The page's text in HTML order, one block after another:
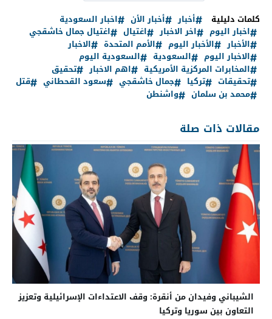
كلمات دليلية
أخبار أخبار الأن
اخبار السعودية
اخبار اليوم
اخر الاخبار اغتيال
اغتيال جمال خاشقجي
الأخبار
الأخبار اليوم الأمم المتحدة
الاخبار
الاخبار اليوم
السعودية
السعودية اليوم
المخابرات المركزية الأمريكية
اهم الاخبار
تحقيق
تحقيقات
تركيا جمال خاشقجي سعود القحطاني
قتل
محمد بن سلمان
واشنطن
مقالات ذات صلة
الشيباني وفيدان من أنقرة: وقف الاعتداءات الإسرائيلية وتعزيز
التعاون بين سوريا وتركيا